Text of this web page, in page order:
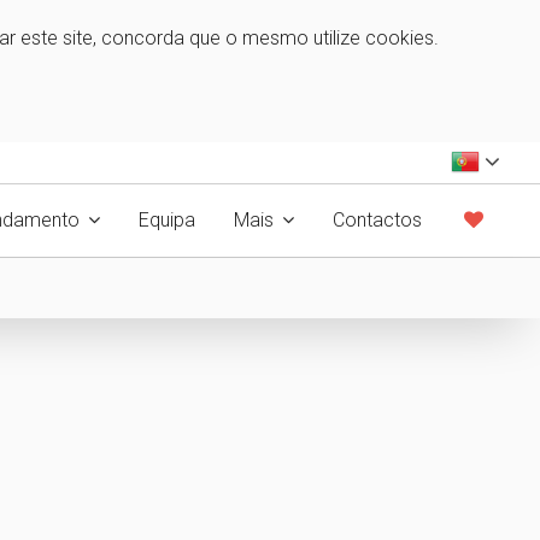
este site, concorda que o mesmo utilize cookies.
Equipa Mais Contactos